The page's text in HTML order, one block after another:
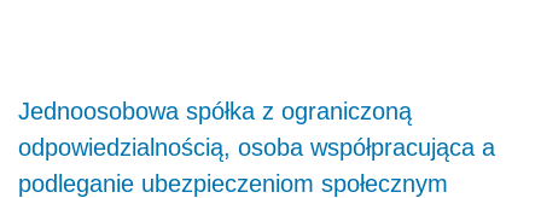
Jednoosobowa spółka z ograniczoną
odpowiedzialnością, osoba współpracująca a
podleganie ubezpieczeniom społecznym